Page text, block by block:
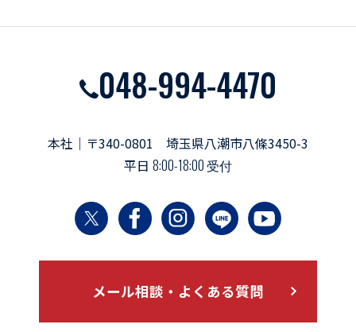
048-994-4470
本社｜〒340-0801 埼玉県八潮市八條3450-3
平日 8:00-18:00 受付
メール相談・よくある質問